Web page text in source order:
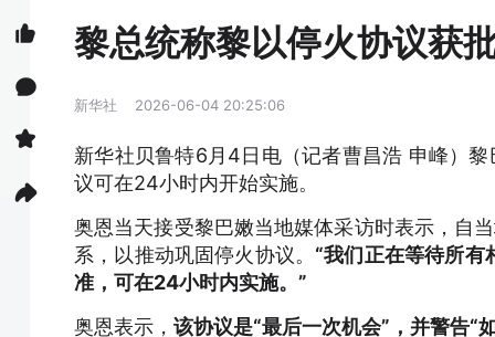
黎总统称黎以停火协议获
新华社 2026-06-04 20:25:06
新华社贝鲁特6月4日电（记者曹昌浩 申峰）
议可在24小时内开始实施。
奥恩当天接受黎巴嫩当地媒体采访时表示，自
系，以推动巩固停火协议。 “我们正在等待所有
准，可在24小时内实施。”
奥恩表示， 该协议是“最后一次机会”，并警告“